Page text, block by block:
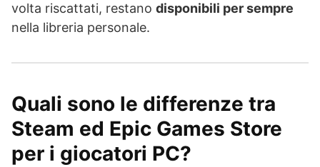
volta riscattati, restano disponibili per sempre
nella libreria personale.
Quali sono le differenze tra
Steam ed Epic Games Store
per i giocatori PC?